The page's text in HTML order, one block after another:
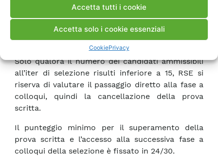
Accetta tutti i cookie
Accetta solo i cookie essenziali
CookiePrivacy
essere richiesto di trasmettere a RSE un
documento di identità, al fine di consentire il loro
riconoscimento prima dello svolgimento della
prova stessa.
Solo qualora il numero dei candidati ammissibili
all’iter di selezione risulti inferiore a 15, RSE si
riserva di valutare il passaggio diretto alla fase a
colloqui, quindi la cancellazione della prova
scritta.
Il punteggio minimo per il superamento della
prova scritta e l’accesso alla successiva fase a
colloqui della selezione è fissato in 24/30.